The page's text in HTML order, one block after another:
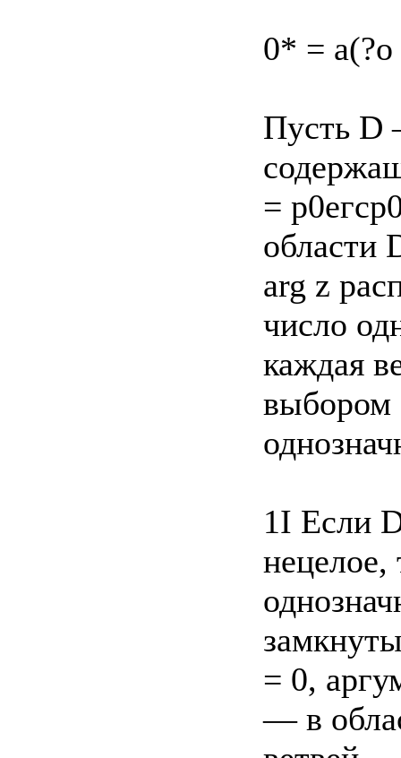
0* =
Пусть D
=
области
arg z
число
каждая
выбором
1I Если
нецелое,
= 0,
— в